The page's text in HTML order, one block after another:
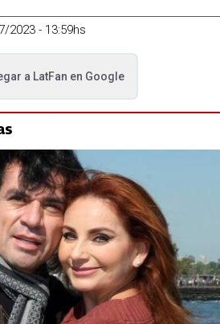
2023 - 13:59hs
a LatFan en Google
pestaña